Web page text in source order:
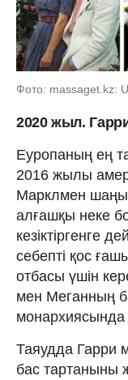
Фото: massaget.kz:
2020 жыл.
Еуропаның ең
2016 жылы
Марклмен
алғашқы неке
кезіктіргенге
себепті қос
отбасы үшін
мен Меганның
Таяудда Гарри
бас тартаныны